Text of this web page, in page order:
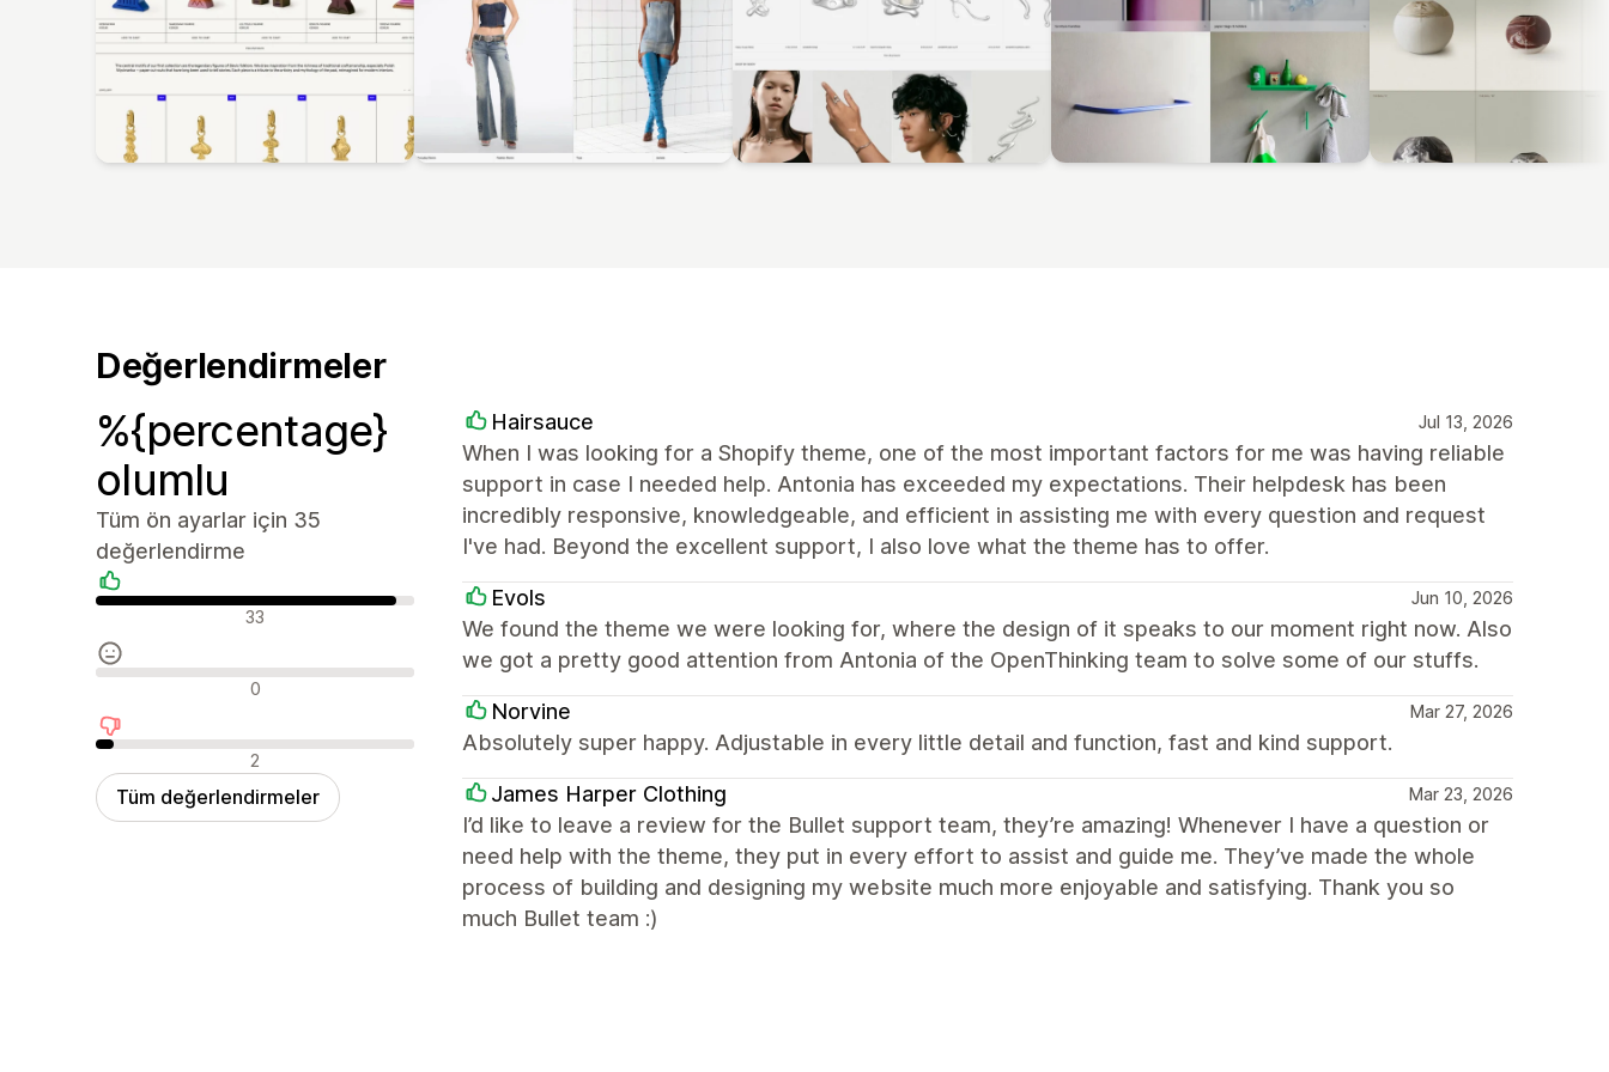
Değerlendirmeler
%{percentage}
olumlu
Tüm ön ayarlar için 35
değerlendirme
Olumlu değerlendirmeler
33
Nötr değerlendirmeler
0
Olumsuz değerlendirmeler
2
Tüm değerlendirmeler
Hairsauce Jul 13, 2026
When I was looking for a Shopify theme, one of the most important factors for me was having reliable
support in case I needed help. Antonia has exceeded my expectations. Their helpdesk has been
incredibly responsive, knowledgeable, and efficient in assisting me with every question and request
I've had. Beyond the excellent support, I also love what the theme has to offer.
Evols Jun 10, 2026
We found the theme we were looking for, where the design of it speaks to our moment right now. Also
we got a pretty good attention from Antonia of the OpenThinking team to solve some of our stuffs.
Norvine Mar 27, 2026
Absolutely super happy. Adjustable in every little detail and function, fast and kind support.
James Harper Clothing Mar 23, 2026
I’d like to leave a review for the Bullet support team, they’re amazing! Whenever I have a question or
need help with the theme, they put in every effort to assist and guide me. They’ve made the whole
process of building and designing my website much more enjoyable and satisfying. Thank you so
much Bullet team :)